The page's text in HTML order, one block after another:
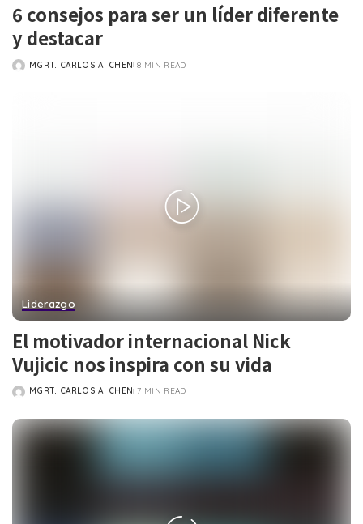
6 consejos para ser un líder diferente
y destacar
POSTED
MGRT. CARLOS A. CHEN 8 MIN READ
Liderazgo
El motivador internacional Nick
Vujicic nos inspira con su vida
POSTED
MGRT. CARLOS A. CHEN 7 MIN READ